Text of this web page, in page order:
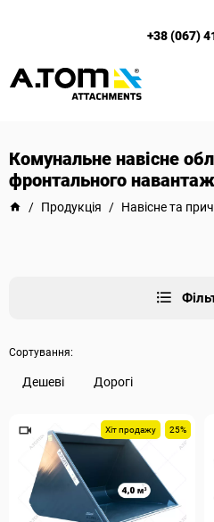
+38 (067)
Комунальне навісне
фронтального
/ Продукція / Навісне та
Сортування:
Дешеві Дорогі
Хіт продажу 25%